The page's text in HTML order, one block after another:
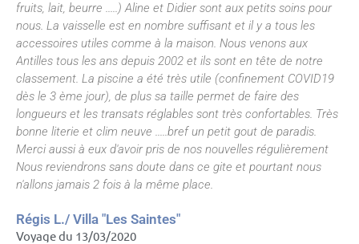
fruits, lait, beurre .....) Aline et Didier sont aux petits soins pour
nous. La vaisselle est en nombre suffisant et il y a tous les
accessoires utiles comme à la maison. Nous venons aux
Antilles tous les ans depuis 2002 et ils sont en tête de notre
classement. La piscine a été très utile (confinement COVID19
dès le 3 ème jour), de plus sa taille permet de faire des
longueurs et les transats réglables sont très confortables. Très
bonne literie et clim neuve .....bref un petit gout de paradis.
Merci aussi à eux d'avoir pris de nos nouvelles régulièrement
Nous reviendrons sans doute dans ce gite et pourtant nous
n'allons jamais 2 fois à la même place.
Régis L./ Villa "Les Saintes"
Voyage du 13/03/2020